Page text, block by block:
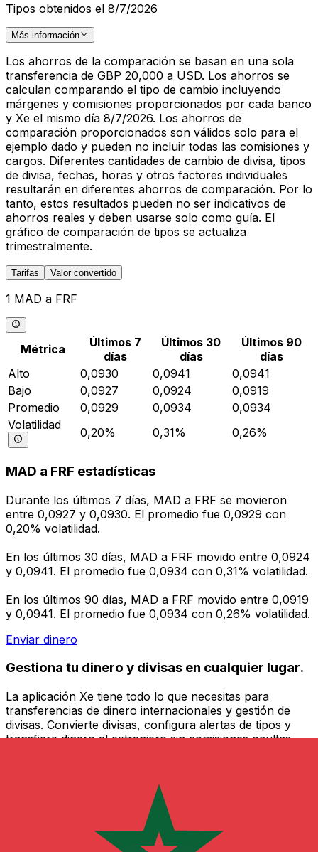
Tipos obtenidos el 8/7/2026
Más información
Los ahorros de la comparación se basan en una sola
transferencia de GBP 20,000 a USD. Los ahorros se
calculan comparando el tipo de cambio incluyendo
márgenes y comisiones proporcionados por cada banco
y Xe el mismo día 8/7/2026. Los ahorros de
comparación proporcionados son válidos solo para el
ejemplo dado y pueden no incluir todas las comisiones y
cargos. Diferentes cantidades de cambio de divisa, tipos
de divisa, fechas, horas y otros factores individuales
resultarán en diferentes ahorros de comparación. Por lo
tanto, estos resultados pueden no ser indicativos de
ahorros reales y deben usarse solo como guía. El
gráfico de comparación de tipos se actualiza
trimestralmente.
Tarifas Valor convertido
1 MAD a FRF
Métrica
Últimos 7
días
Últimos 30
días
Últimos 90
días
Alto
0,0930 0,0941
0,0941
Bajo
0,0927 0,0924
0,0919
Promedio
0,0929 0,0934
0,0934
Volatilidad
0,20% 0,31% 0,26%
MAD a FRF estadísticas
Durante los últimos 7 días, MAD a FRF se movieron
entre 0,0927 y 0,0930. El promedio fue 0,0929 con
0,20% volatilidad.
En los últimos 30 días, MAD a FRF movido entre 0,0924
y 0,0941. El promedio fue 0,0934 con 0,31% volatilidad.
En los últimos 90 días, MAD a FRF movido entre 0,0919
y 0,0941. El promedio fue 0,0934 con 0,26% volatilidad.
Enviar dinero
Gestiona tu dinero y divisas en cualquier lugar.
La aplicación Xe tiene todo lo que necesitas para
transferencias de dinero internacionales y gestión de
divisas. Convierte divisas, configura alertas de tipos y
transfiere dinero al extranjero sin comisiones ocultas.